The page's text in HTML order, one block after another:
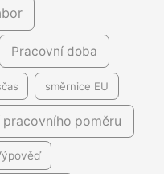
Pracovní doba
směrnice EU
pracovního poměru